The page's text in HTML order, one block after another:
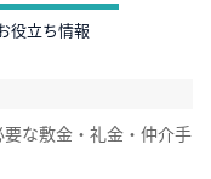
役立ち情報
な敷金・礼金・仲介手